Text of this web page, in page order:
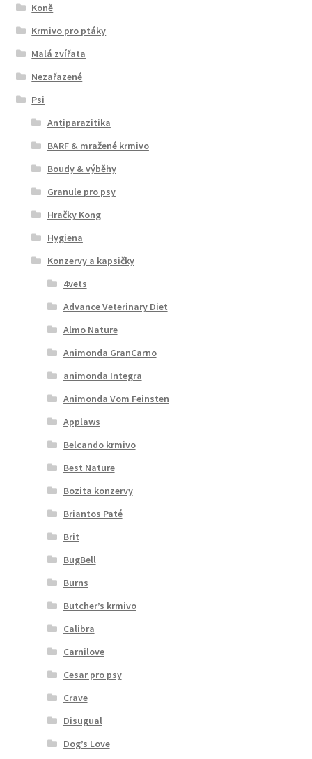
Koně
Krmivo pro ptáky
Malá zvířata
Nezařazené
Psi
Antiparazitika
BARF & mražené krmivo
Boudy & výběhy
Granule pro psy
Hračky Kong
Hygiena
Konzervy a kapsičky
4vets
Advance Veterinary Diet
Almo Nature
Animonda GranCarno
animonda Integra
Animonda Vom Feinsten
Applaws
Belcando krmivo
Best Nature
Bozita konzervy
Briantos Paté
Brit
BugBell
Burns
Butcher’s krmivo
Calibra
Carnilove
Cesar pro psy
Crave
Disugual
Dog’s Love